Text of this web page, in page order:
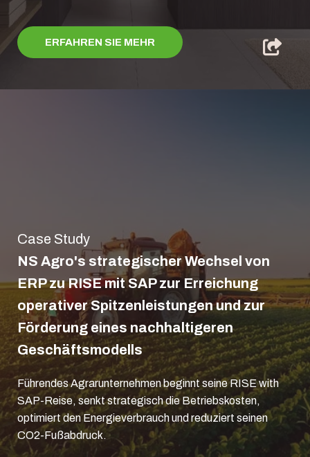
ERFAHREN SIE MEHR
Case Study
NS Agro's strategischer Wechsel von
ERP zu RISE mit SAP zur Erreichung
operativer Spitzenleistungen und zur
Förderung eines nachhaltigeren
Geschäftsmodells
Führendes Agrarunternehmen beginnt seine RISE with
SAP-Reise, senkt strategisch die Betriebskosten,
optimiert den Energieverbrauch und reduziert seinen
CO2-Fußabdruck.